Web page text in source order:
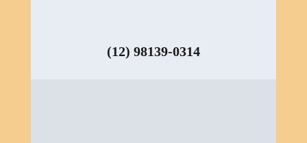
(12) 98139-0314